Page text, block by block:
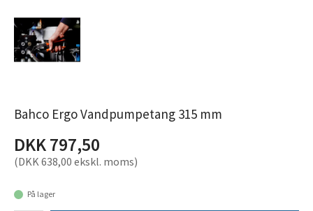
Bahco Ergo Vandpumpetang 315 mm
DKK 797,50
(DKK 638,00 ekskl. moms)
På lager